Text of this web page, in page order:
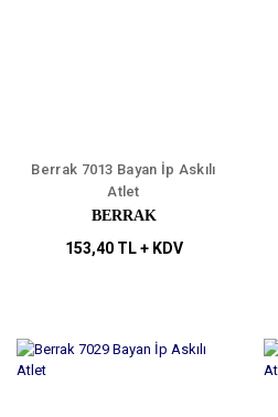
Berrak 7013 Bayan İp Askılı
Atlet
BERRAK
153,40 TL + KDV